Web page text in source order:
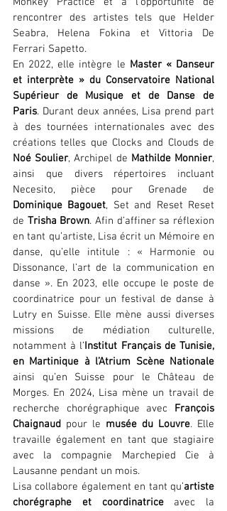
rencontrer des artistes tels que Helder
Seabra, Helena Fokina et Vittoria De
Ferrari Sapetto.
En 2022, elle intègre le Master « Danseur
et interprète » du Conservatoire National
Supérieur de Musique et de Danse de
Paris. Durant deux années, Lisa prend part
à des tournées internationales avec des
Noé Soulier, Archipel de Mathilde Monnier,
ainsi que divers répertoires incluant
Dominique Bagouet, Set and Reset Reset
de Trisha Brown. Afin d’affiner sa réflexion
en tant qu’artiste, Lisa écrit un Mémoire en
danse, qu’elle intitule : « Harmonie ou
Dissonance, l’art de la communication en
danse ». En 2023, elle occupe le poste de
coordinatrice pour un festival de danse à
Lutry en Suisse. Elle mène aussi diverses
missions de médiation culturelle,
notamment à l’Institut Français de Tunisie,
en Martinique à l’Atrium Scène Nationale
ainsi qu’en Suisse pour le Château de
Morges. En 2024, Lisa mène un travail de
recherche chorégraphique avec François
Chaignaud pour le musée du Louvre. Elle
travaille également en tant que stagiaire
avec la compagnie Marchepied Cie à
Lausanne pendant un mois.
Lisa collabore également en tant qu’artiste
chorégraphe et coordinatrice avec la